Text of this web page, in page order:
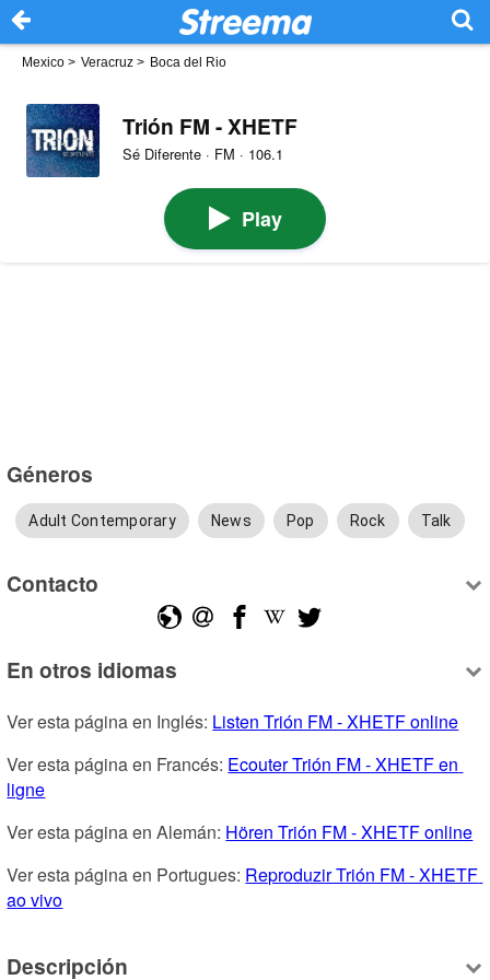
Mexico > Veracruz > Boca del Rio
Trión FM - XHETF
Sé Diferente · FM · 106.1
Play
Géneros
Adult Contemporary News Pop Rock Talk
Contacto
En otros idiomas
Ver esta página en Inglés: Listen Trión FM - XHETF online
Ver esta página en Francés: Ecouter Trión FM - XHETF en
ligne
Ver esta página en Alemán: Hören Trión FM - XHETF online
Ver esta página en Portugues: Reproduzir Trión FM - XHETF
ao vivo
Descripción